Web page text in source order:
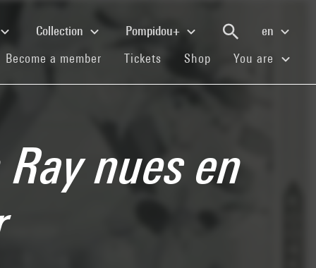
Collection Pompidou+
en
Become a member (current)
Tickets (current)
Shop (current)You are
nues en